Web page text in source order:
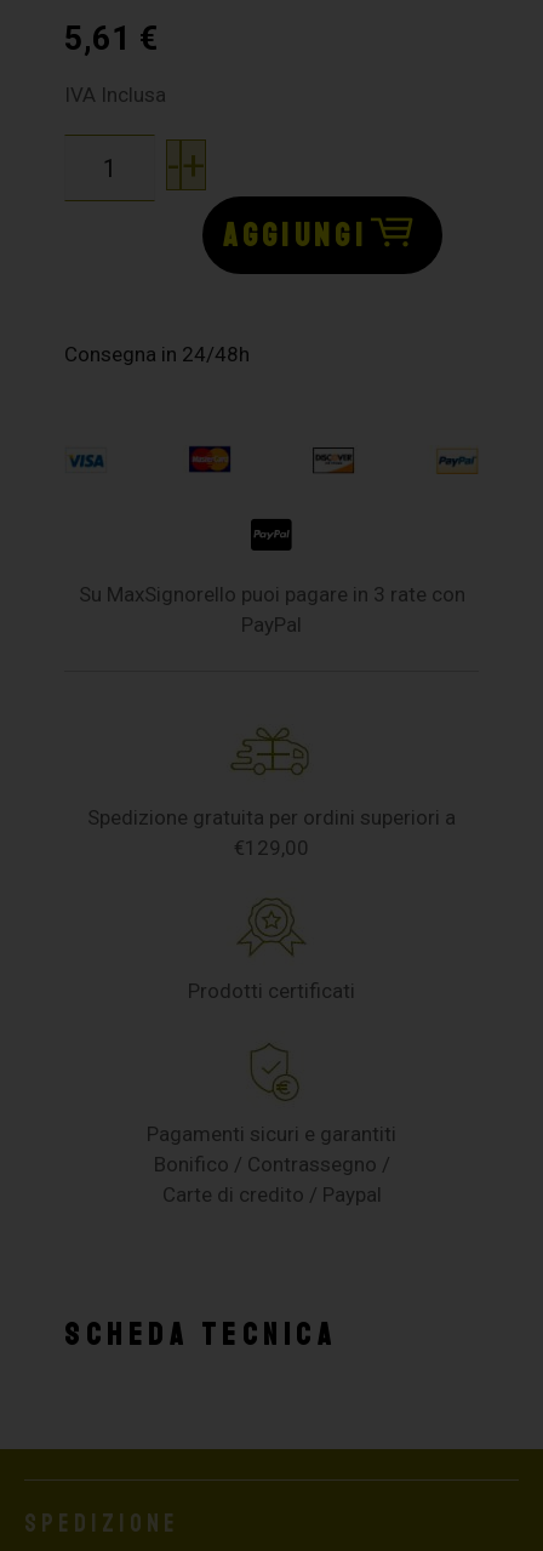
5,61 €
IVA Inclusa
-+
AGGIUNGI
Consegna in 24/48h
Su MaxSignorello puoi pagare in 3 rate con
PayPal
Spedizione gratuita per ordini superiori a
€129,00
Prodotti certificati
Pagamenti sicuri e garantiti
Bonifico / Contrassegno /
Carte di credito / Paypal
SCHEDA TECNICA
Spedizione